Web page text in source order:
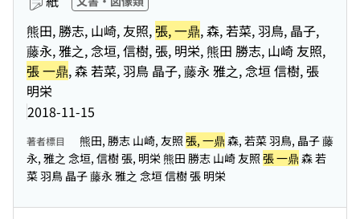
熊田, 勝志, 山崎, 友照,張, 一鼎, 森, 若菜, 羽鳥, 晶子,
藤永, 雅之, 念垣, 信樹, 張, 明栄, 熊田 勝志, 山崎 友照,
張 一鼎, 森 若菜, 羽鳥 晶子, 藤永 雅之, 念垣 信樹, 張
明栄
2018-11-15
著者標目 熊田, 勝志 山崎, 友照 張, 一鼎 森, 若菜 羽鳥, 晶子 藤
永, 雅之 念垣, 信樹 張, 明栄 熊田 勝志 山崎 友照 張 一鼎 森 若
菜 羽鳥 晶子 藤永 雅之 念垣 信樹 張 明栄